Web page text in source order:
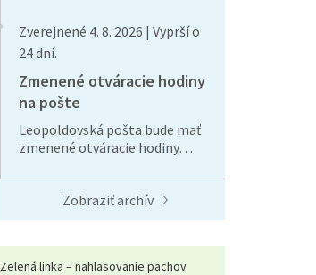
Zverejnené 4. 8. 2026 | Vyprší o
24 dní.
Zmenené otváracie hodiny
na pošte
Leopoldovská pošta bude mať
zmenené otváracie hodiny…
Zobraziť archív
Zelená linka – nahlasovanie pachov